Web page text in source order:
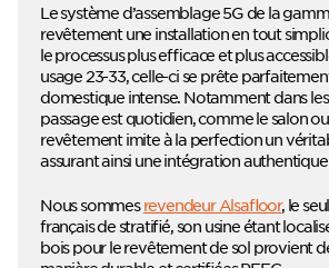
Le système d’assemblage 5G de la
revêtement une installation en tout
le processus plus efficace et plus
usage 23-33, celle-ci se prête
domestique intense. Notamment dans
passage est quotidien, comme le salon
revêtement imite à la perfection un
assurant ainsi une intégration
Nous sommesrevendeur Alsafloor, le
français de stratifié, son usine étant
bois pour le revêtement de sol provient